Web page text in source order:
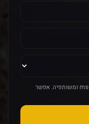
אני מאשר/ת קבלת הצעות שיווקיות מ-msdb.tv ומשותפיה. אפשר